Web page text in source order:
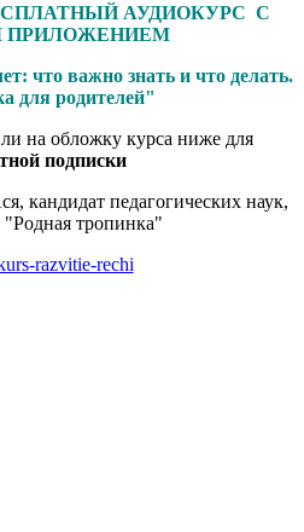
АУДИОКУРС С
ПРИЛОЖЕНИЕМ
что важно знать и что делать.
для родителей"
на обложку курса ниже для
подписки
кандидат педагогических наук,
"Родная тропинка"